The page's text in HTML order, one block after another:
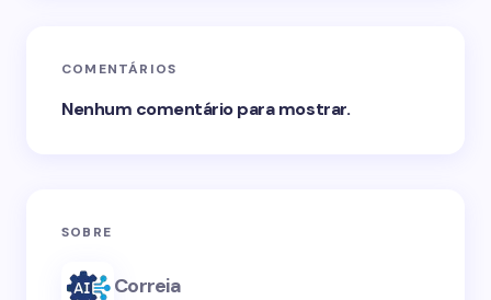
COMENTÁRIOS
Nenhum comentário para mostrar.
SOBRE
Correia